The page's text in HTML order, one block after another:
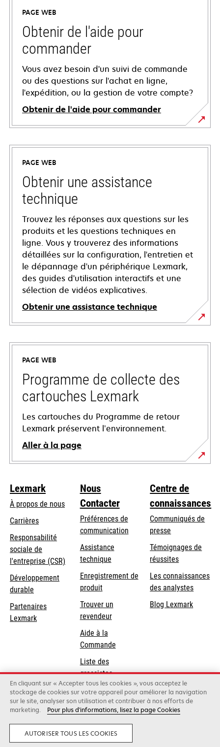
PAGE WEB
Obtenir de l'aide pour
commander
Vous avez besoin d'un suivi de commande
ou des questions sur l'achat en ligne,
l'expédition, ou la gestion de votre compte?
Obtenir de l'aide pour commander
PAGE WEB
Obtenir une assistance
technique
Trouvez les réponses aux questions sur les
produits et les questions techniques en
ligne. Vous y trouverez des informations
détaillées sur la configuration, l'entretien et
le dépannage d'un périphérique Lexmark,
des guides d'utilisation interactifs et une
sélection de vidéos explicatives.
Obtenir une assistance technique
s’ouvre
dans
nouvel
onglet
PAGE WEB
Programme de collecte des
cartouches Lexmark
Les cartouches du Programme de retour
Lexmark préservent l’environnement.
Aller à la page
Lexmark
À propos de nous
Carrières
s’ouvre
dans
un
nouvel
onglet
Responsabilité
sociale de
l'entreprise (CSR) s’ouvre
onglet
Développement
durable
Partenaires
Lexmark
Nous
Contacter
Préférences de
communication
s’ouvre
dans
un
nouvel
onglet
Assistance
techniques’ouvre
un
onglet
Enregistrement de
produit
Trouver un
revendeur
Aide à la
Commande
Liste des
grossistes
Centre de
connaissances
Communiqués de
presse
Témoignages de
réussites
Les connaissances
des analystes
Blog Lexmark
Lexmark International, Inc., une entreprise Xerox
©2026 Tous droits réservés.
confidentialité
Annuler le contrat
En cliquant sur « Accepter tous les cookies », vous acceptez le
stockage de cookies sur votre appareil pour améliorer la navigation
sur le site, analyser son utilisation et contribuer à nos efforts de
marketing.
Pour plus d'informations, lisez la page Cookies
AUTORISER TOUS LES COOKIES